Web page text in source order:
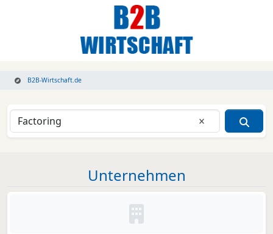
B2B-Wirtschaft.de
Eingabe
Unternehmen
Kein Bild oder Logo hinterlegt